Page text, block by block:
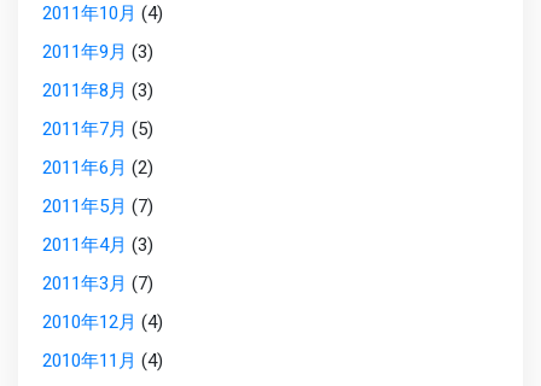
2011年10月 (4)
2011年9月 (3)
2011年8月 (3)
2011年7月 (5)
2011年6月 (2)
2011年5月 (7)
2011年4月 (3)
2011年3月 (7)
2010年12月 (4)
2010年11月 (4)